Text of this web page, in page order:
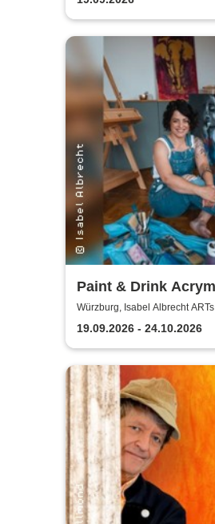
Paint & Drink
Workshop | Isabel
ARTs
Würzburg, Isabel Albrecht ARTs
19.09.2026 - 24.10.2026